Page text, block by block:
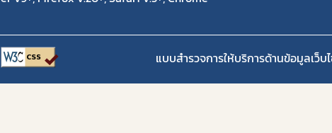
แบบสำรวจการให้บริการด้านข้อมูลเว็บ